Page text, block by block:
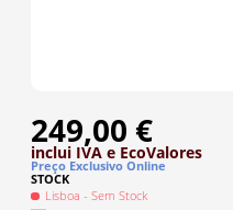
249,00 €
inclui IVA e EcoValores
Preço Exclusivo Online
STOCK
Lisboa - Sem Stock